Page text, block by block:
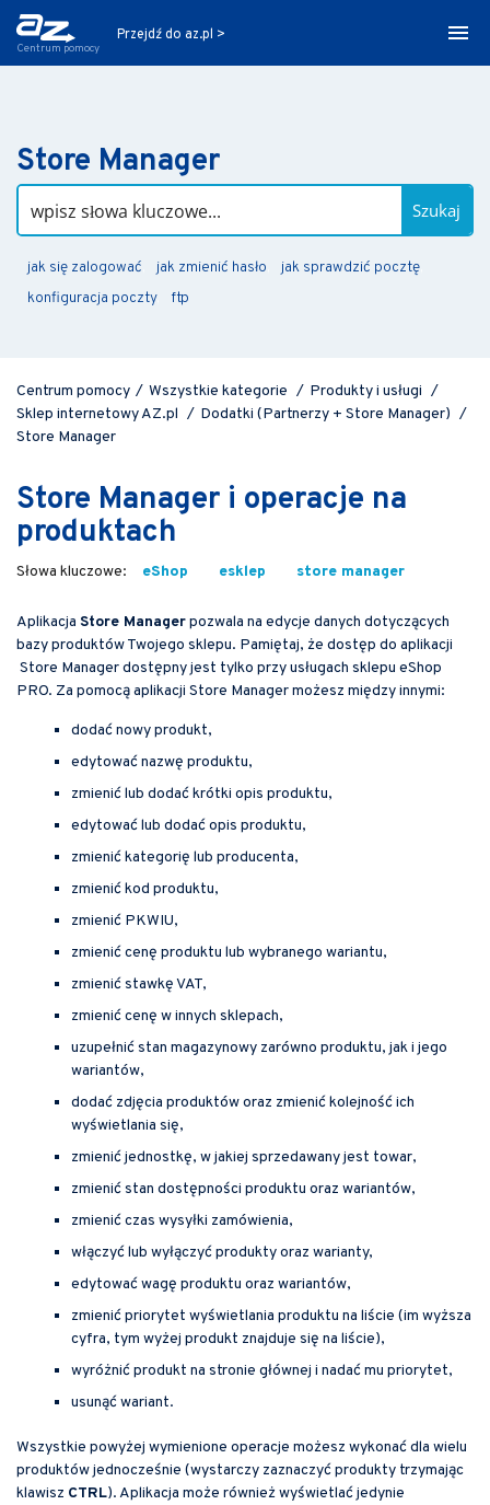
Centrum pomocy
Przejdź do az.pl >
Store Manager
Szukaj
jak się zalogować jak zmienić hasło
jak sprawdzić pocztę
konfiguracja poczty
ftp
Centrum pomocy / Wszystkie kategorie / Produkty i usługi /
Sklep internetowy AZ.pl / Dodatki (Partnerzy + Store Manager) /
Store Manager
Store Manager i operacje na
produktach
eShop esklep store manager
Aplikacja Store Managerpozwala na edycje danych dotyczących
bazy produktów Twojego sklepu. Pamiętaj, że dostęp do aplikacji
Store Manager dostępny jest tylko przy usługach sklepu eShop
PRO. Za pomocą aplikacji Store Manager możesz między innymi:
dodać nowy produkt,
edytować nazwę produktu,
zmienić lub dodać krótki opis produktu,
edytować lub dodać opis produktu,
zmienić kategorię lub producenta,
zmienić kod produktu,
zmienić PKWIU,
zmienić cenę produktu lub wybranego wariantu,
zmienić stawkę VAT,
zmienić cenę w innych sklepach,
uzupełnić stan magazynowy zarówno produktu, jak i jego
wariantów,
dodać zdjęcia produktów oraz zmienić kolejność ich
wyświetlania się,
zmienić jednostkę, w jakiej sprzedawany jest towar,
zmienić stan dostępności produktu oraz wariantów,
zmienić czas wysyłki zamówienia,
włączyć lub wyłączyć produkty oraz warianty,
edytować wagę produktu oraz wariantów,
zmienić priorytet wyświetlania produktu na liście (im wyższa
cyfra, tym wyżej produkt znajduje się na liście),
wyróżnić produkt na stronie głównej i nadać mu priorytet,
usunąć wariant.
Wszystkie powyżej wymienione operacje możesz wykonać dla wielu
produktów jednocześnie (wystarczy zaznaczyć produkty trzymając
klawisz CTRL). Aplikacja może również wyświetlać jedynie